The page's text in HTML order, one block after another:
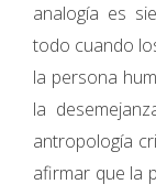
analogía es
todo cuando
la persona
la
antropología
afirmar que la